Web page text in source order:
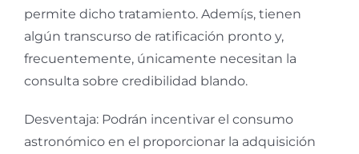
permite dicho tratamiento. Ademí¡s, tienen
algún transcurso de ratificación pronto y,
frecuentemente, únicamente necesitan la
consulta sobre credibilidad blando.
Desventaja: Podrán incentivar el consumo
astronómico en el proporcionar la adquisición